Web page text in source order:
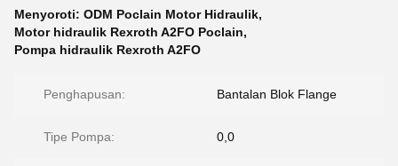
Menyoroti: ODM Poclain Motor Hidraulik,
Motor hidraulik Rexroth A2FO Poclain,
Pompa hidraulik Rexroth A2FO
Penghapusan: Bantalan Blok Flange
Tipe Pompa: 0,0